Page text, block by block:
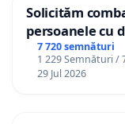
Solicităm
persoanele cu
7 720 semnături
1 229 Semnături /
29 Jul 2026